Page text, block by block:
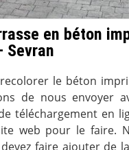
en béton
Sevran
le béton
de nous envoyer
téléchargement en
web pour le faire.
faire ajouter de